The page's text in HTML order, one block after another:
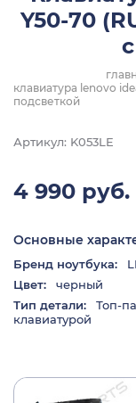
Y50-70
клавиатура lenovo
подсветкой
Артикул: K053LE
4 990 руб.
Основные
Бренд ноутбука:
Цвет:
черный
Тип детали:
Топ-
клавиатурой